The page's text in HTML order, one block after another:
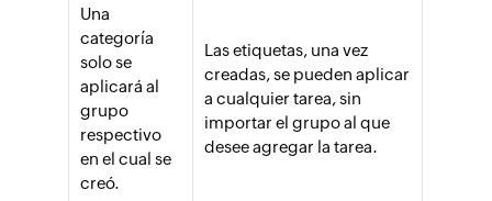
Una
categoría
solo se
aplicará al
grupo
respectivo
en el cual se
creó.
Las etiquetas, una vez
creadas, se pueden aplicar
a cualquier tarea, sin
importar el grupo al que
desee agregar la tarea.